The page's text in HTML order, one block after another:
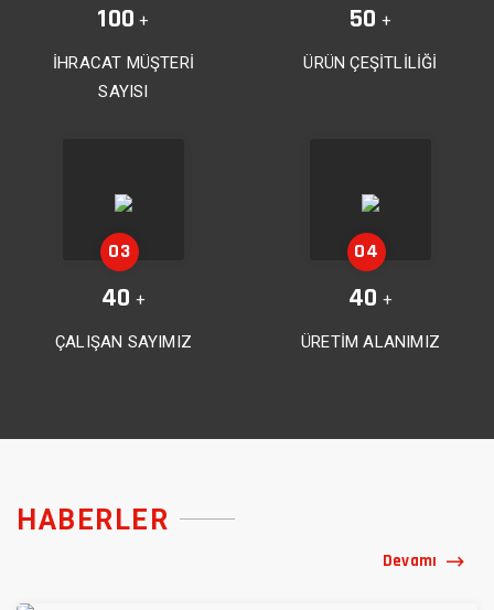
100 +
İHRACAT MÜŞTERİ
SAYISI
50 +
ÜRÜN ÇEŞİTLİLİĞİ
40 +
ÇALIŞAN SAYIMIZ
40 +
ÜRETİM ALANIMIZ
HABERLER
Devamı